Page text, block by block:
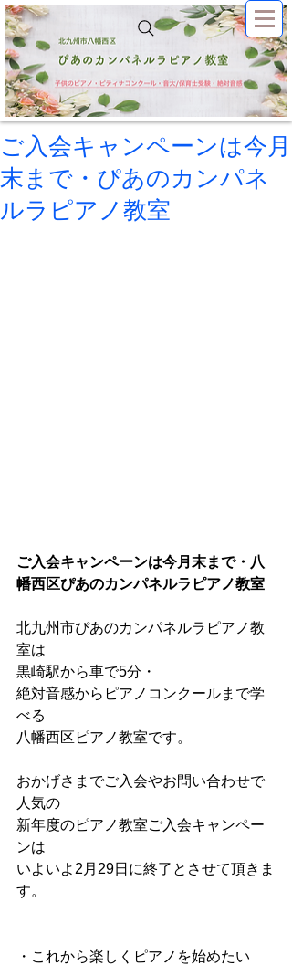
ご入会キャンペーンは今月
末まで・ぴあのカンパネ
ルラピアノ教室
ご入会キャンペーンは今月末まで・八
幡西区ぴあのカンパネルラピアノ教室
北九州市ぴあのカンパネルラピアノ教
室は
黒崎駅から車で5分・
絶対音感からピアノコンクールまで学
べる
八幡西区ピアノ教室です。
おかげさまでご入会やお問い合わせで
人気の
新年度のピアノ教室ご入会キャンペー
ンは
いよいよ2月29日に終了とさせて頂きま
す。
・これから楽しくピアノを始めたい